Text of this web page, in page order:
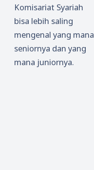
Komisariat Syariah
bisa lebih saling
mengenal yang mana
seniornya dan yang
mana juniornya.